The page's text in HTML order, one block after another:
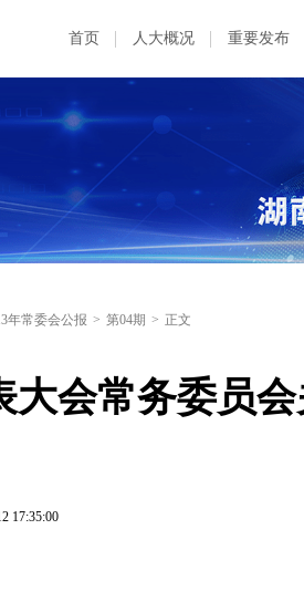
首页 人大概况 重要发布
年常委会公报 > 第04期 > 正文
大会常务委员
17:35:00